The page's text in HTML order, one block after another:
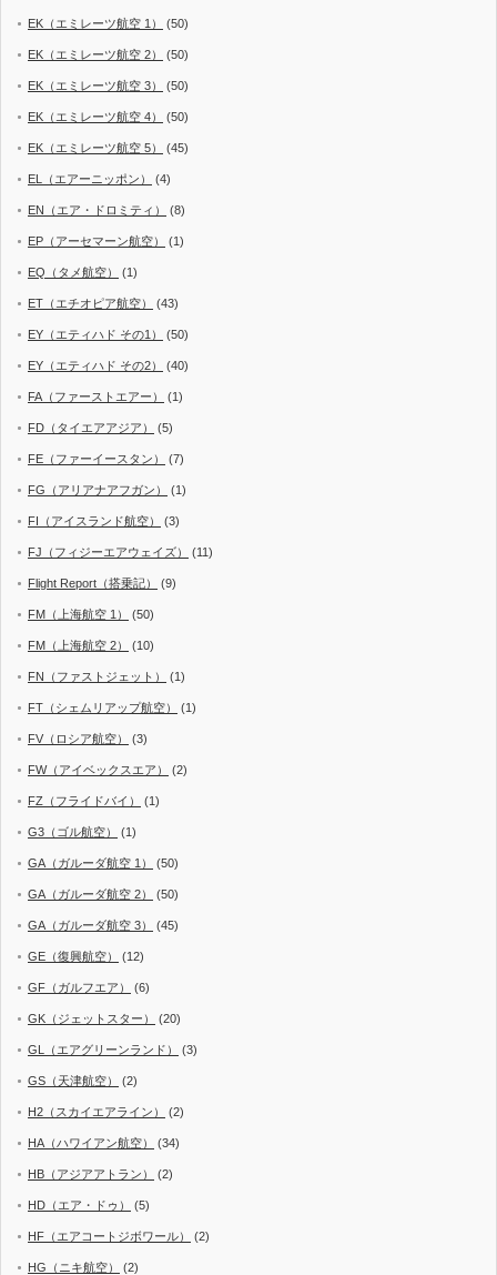
EK（エミレーツ航空 1） (50)
EK（エミレーツ航空 2） (50)
EK（エミレーツ航空 3） (50)
EK（エミレーツ航空 4） (50)
EK（エミレーツ航空 5） (45)
EL（エアーニッポン） (4)
EN（エア・ドロミティ） (8)
EP（アーセマーン航空） (1)
EQ（タメ航空） (1)
ET（エチオピア航空） (43)
EY（エティハド その1） (50)
EY（エティハド その2） (40)
FA（ファーストエアー） (1)
FD（タイエアアジア） (5)
FE（ファーイースタン） (7)
FG（アリアナアフガン） (1)
FI（アイスランド航空） (3)
FJ（フィジーエアウェイズ） (11)
Flight Report（搭乗記） (9)
FM（上海航空 1） (50)
FM（上海航空 2） (10)
FN（ファストジェット） (1)
FT（シェムリアップ航空） (1)
FV（ロシア航空） (3)
FW（アイベックスエア） (2)
FZ（フライドバイ） (1)
G3（ゴル航空） (1)
GA（ガルーダ航空 1） (50)
GA（ガルーダ航空 2） (50)
GA（ガルーダ航空 3） (45)
GE（復興航空） (12)
GF（ガルフエア） (6)
GK（ジェットスター） (20)
GL（エアグリーンランド） (3)
GS（天津航空） (2)
H2（スカイエアライン） (2)
HA（ハワイアン航空） (34)
HB（アジアアトラン） (2)
HD（エア・ドゥ） (5)
HF（エアコートジボワール） (2)
HG（ニキ航空） (2)